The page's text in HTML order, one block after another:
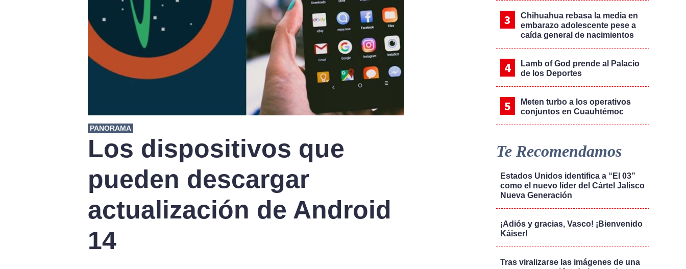
PANORAMA
Los dispositivos que
pueden descargar
actualización de Android
14
Chihuahua rebasa la media en
embarazo adolescente pese a
caída general de nacimientos
Lamb of God prende al Palacio
de los Deportes
Meten turbo a los operativos
conjuntos en Cuauhtémoc
Te Recomendamos
Estados Unidos identifica a “El 03”
como el nuevo líder del Cártel Jalisco
Nueva Generación
¡Adiós y gracias, Vasco! ¡Bienvenido
Káiser!
Tras viralizarse las imágenes de una